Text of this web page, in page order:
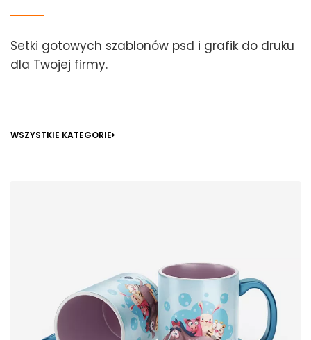
Setki gotowych szablonów psd i grafik do druku
dla Twojej firmy.
WSZYSTKIE KATEGORIE